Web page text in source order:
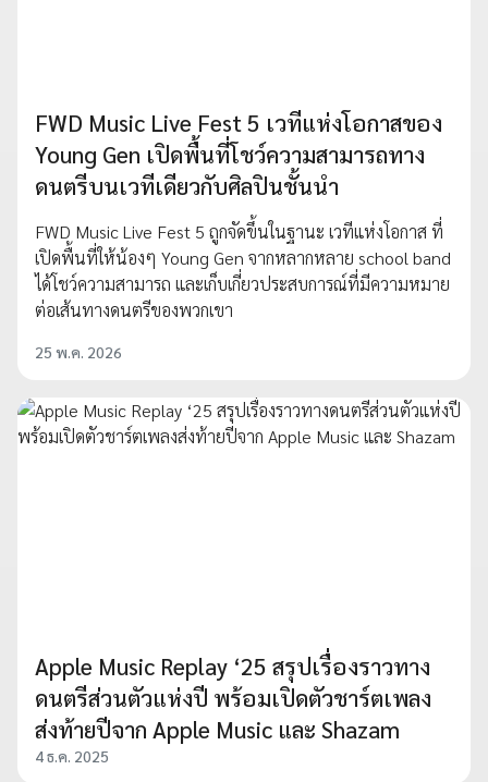
FWD Music Live Fest 5 เวทีแห่งโอกาสของ
Young Gen เปิดพื้นที่โชว์ความสามารถทาง
ดนตรีบนเวทีเดียวกับศิลปินชั้นนำ
FWD Music Live Fest 5 ถูกจัดขึ้นในฐานะ เวทีแห่งโอกาส ที่
เปิดพื้นที่ให้น้องๆ Young Gen จากหลากหลาย school band
ได้โชว์ความสามารถ และเก็บเกี่ยวประสบการณ์ที่มีความหมาย
ต่อเส้นทางดนตรีของพวกเขา
25 พ.ค. 2026
Apple Music Replay ‘25 สรุปเรื่องราวทาง
ดนตรีส่วนตัวแห่งปี พร้อมเปิดตัวชาร์ตเพลง
ส่งท้ายปีจาก Apple Music และ Shazam
4 ธ.ค. 2025